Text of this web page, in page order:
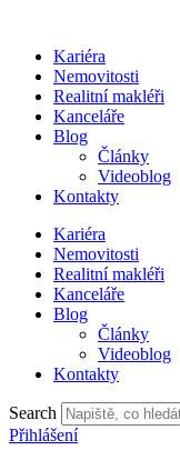
obsahuKariéra
Nemovitosti
Realitní makléři
Kanceláře
Blog
Články
Videoblog
Kontakty
Kariéra
Nemovitosti
Realitní makléři
Kanceláře
Blog
Články
Videoblog
Kontakty
Search
Přihlášení